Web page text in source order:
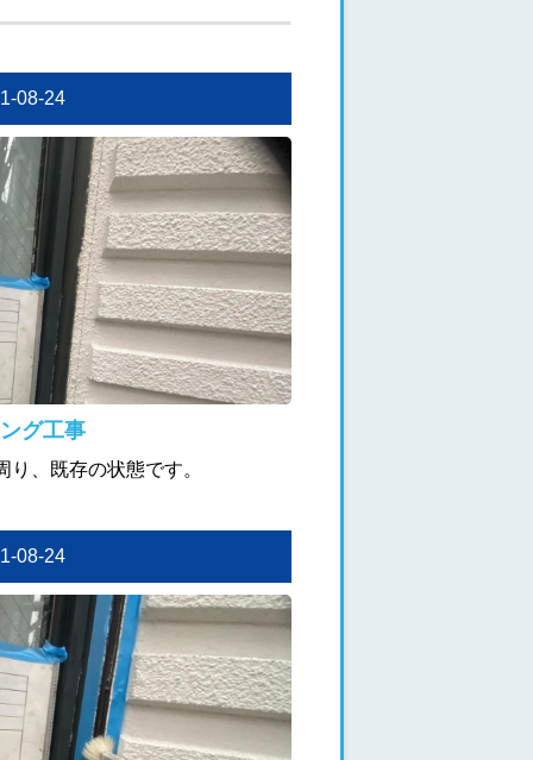
08-24
グ工事
り、既存の状態です。
08-24